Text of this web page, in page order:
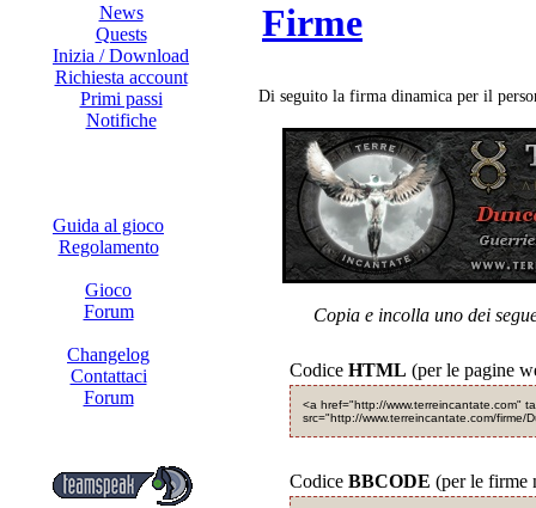
News
Quests
Inizia / Download
Richiesta account
Primi passi
Notifiche
Guida al gioco
Regolamento
Gioco
Forum
Changelog
Contattaci
Forum
Firme
Di seguito la firma dinamica per il
Copia e incolla uno dei
Codice HTML (per le pagine
<a href="http://www.terreincantate.com"
src="http://www.terreincantate.com/
Codice BBCODE (per le firme